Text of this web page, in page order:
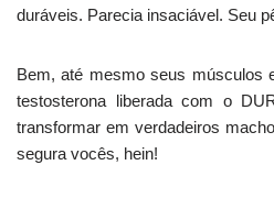
duráveis. Parecia insaciável. Seu
Bem, até mesmo seus músculos
testosterona liberada com o
transformar em verdadeiros
segura vocês, hein!